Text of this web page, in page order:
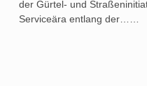
der Gürtel- und
Serviceära entlang der……